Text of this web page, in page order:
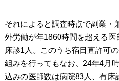
それによると調査時点で副業・
外労働が年1860時間を超える
床診1人。このうち宿日直許可
組みを行ってもなお、24年4月
込みの医師数は病院83人、有床